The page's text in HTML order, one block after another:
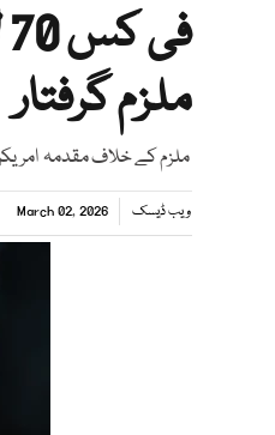
ملزم گرفتار
ملزم کے خلاف مقدمہ
ویب ڈیسک March 02, 2026